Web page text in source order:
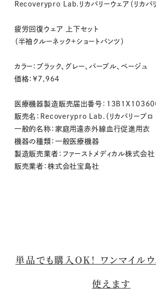
Recoverypro Lab.リカバリーウェア（リカバリ
疲労回復ウェア 上下セット
（半袖クルーネック+ショートパンツ）
カラー：ブラック、グレー、パープル、ベージュ
価格：¥7,964
医療機器製造販売届出番号：
販売名：Recoverypro Lab.（リカバリープロ
一般的名称：家庭用遠赤外線血行促進用衣
機器の種類：一般医療機器
製造販売業者：ファーストメディカル株式会社
販売業者：株式会社宝島社
単品でも購入OK！ ワンマイルウ
使えます